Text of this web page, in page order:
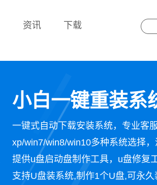
资讯 下载
小白一键重装系
一键式自动下载安装系统，专业客
xp/win7/win8/win10多种系统选择
提供u盘启动盘制作工具，u盘修复
支持U盘装系统,制作1个U盘,可永久